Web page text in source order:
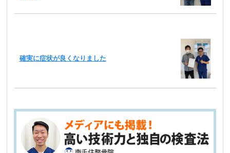
確実に症状が良くなりました